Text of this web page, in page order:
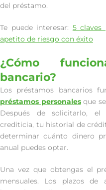
del préstamo.
Te puede interesar: 5 claves
apetito de riesgo con éxito
¿Cómo
bancario?
Los préstamos bancarios
préstamos personalesque
Después de solicitarlo,
crediticia, tu historial de
determinar cuánto dinero
anual puedes optar.
Una vez que obtengas el
mensuales. Los plazos de